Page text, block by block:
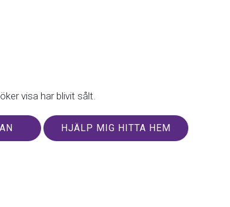
visa har blivit sålt.
HJÄLP MIG HITTA HEM